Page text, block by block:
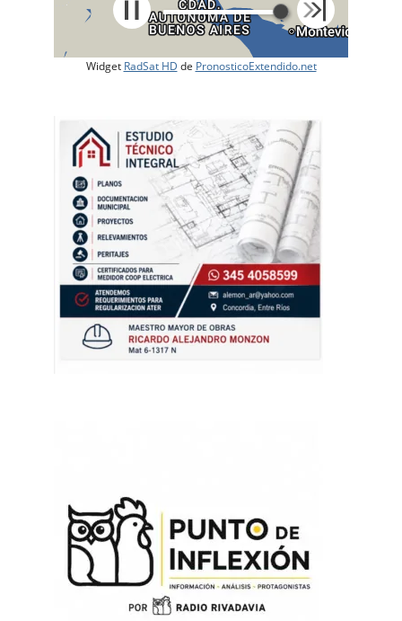
Widget RadSat HD de PronosticoExtendido.net